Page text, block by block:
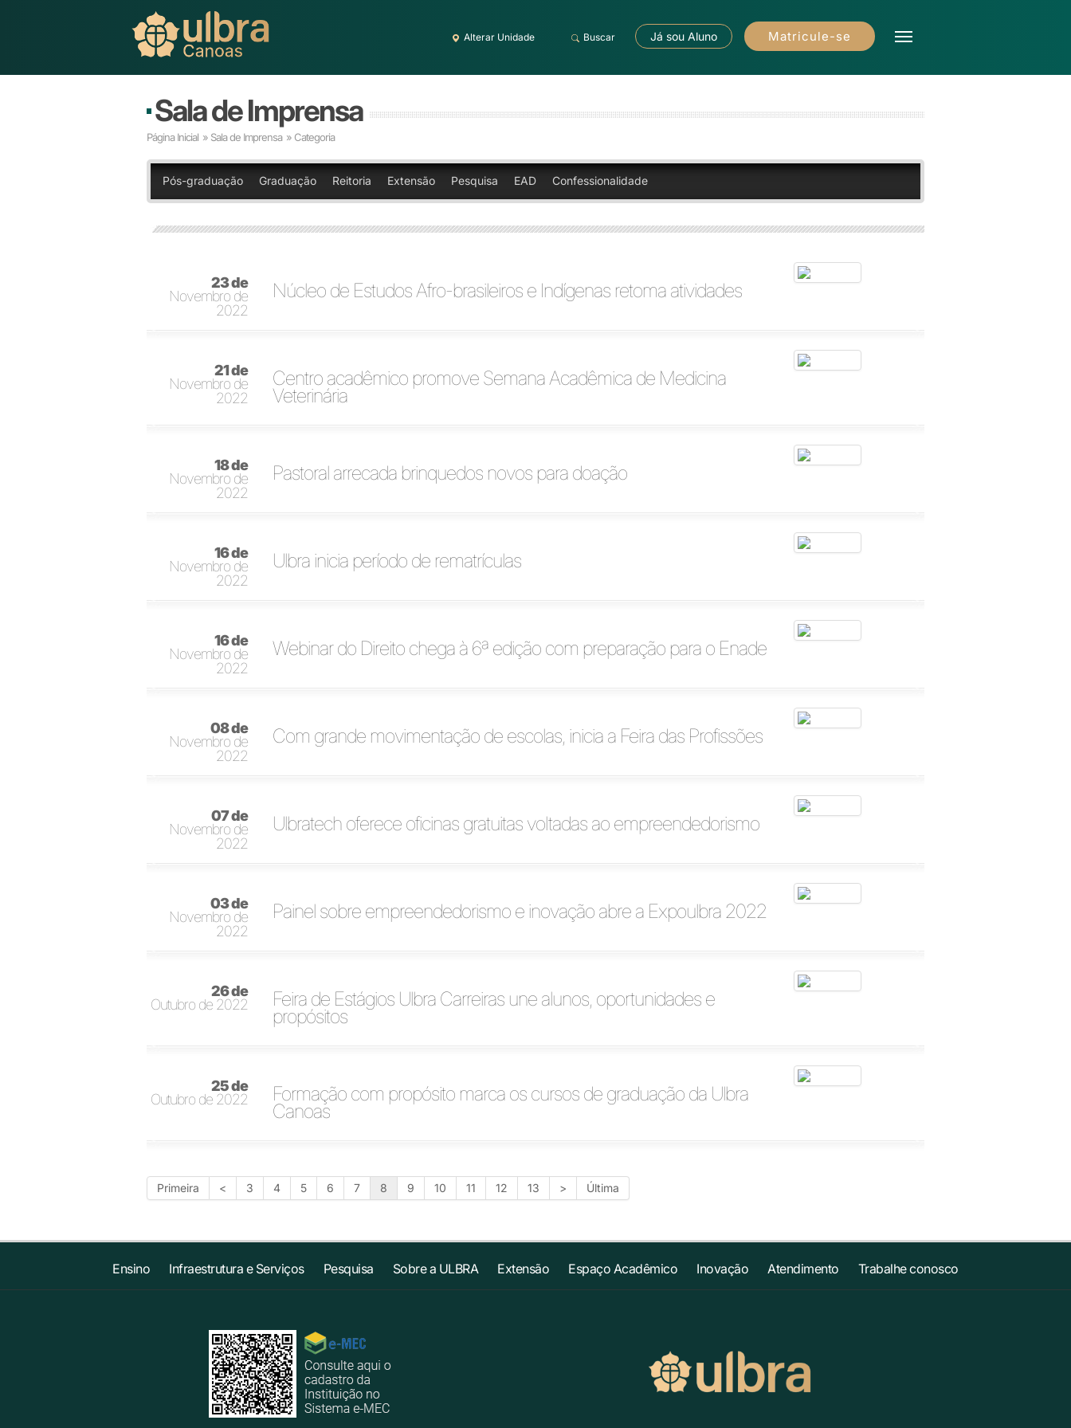
Alterar Unidade Buscar Já sou Aluno Matricule-se
Sala de Imprensa
Página Inicial » Sala de Imprensa » Categoria
Pós-graduação Graduação Reitoria Extensão Pesquisa EAD Confessionalidade
23 de
Novembro de
2022
Núcleo de Estudos Afro-brasileiros e Indígenas retoma atividades
21 de
Novembro de
2022
Centro acadêmico promove Semana Acadêmica de Medicina
Veterinária
18 de
Novembro de
2022
Pastoral arrecada brinquedos novos para doação
16 de
Novembro de
2022
Ulbra inicia período de rematrículas
16 de
Novembro de
2022
Webinar do Direito chega à 6ª edição com preparação para o Enade
08 de
Novembro de
2022
Com grande movimentação de escolas, inicia a Feira das Profissões
07 de
Novembro de
2022
Ulbratech oferece oficinas gratuitas voltadas ao empreendedorismo
03 de
Novembro de
2022
Painel sobre empreendedorismo e inovação abre a Expoulbra 2022
26 de
Outubro de 2022
Feira de Estágios Ulbra Carreiras une alunos, oportunidades e
propósitos
25 de
Outubro de 2022
Formação com propósito marca os cursos de graduação da Ulbra
Canoas
Primeira < 3 4 5 6 7 8 9 10 11 12 13 > Última
Ensino Infraestrutura e Serviços Pesquisa Sobre a ULBRA Extensão Espaço Acadêmico Inovação Atendimento Trabalhe conosco